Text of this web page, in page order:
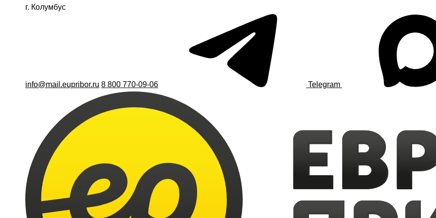
г. Колумбус
info@mail.eupribor.ru 8 800 770-09-06 Telegram